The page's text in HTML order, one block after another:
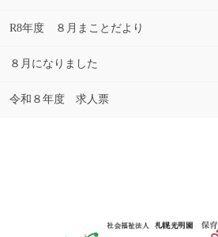
R8年度 ８月まことだより
８月になりました
令和８年度 求人票